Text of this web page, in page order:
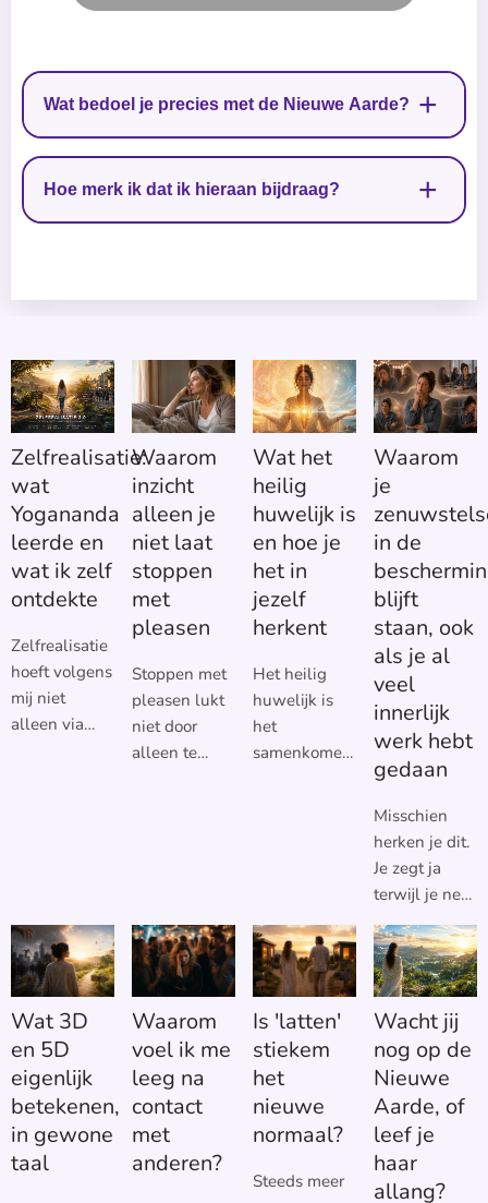
Wat bedoel je precies met de Nieuwe Aarde?
wordt zichtbaar in hoe mensen leven en met elkaar
Hoe merk ik dat ik hieraan bijdraag?
Zelfrealisatie:
wat
Yogananda
leerde en
wat ik zelf
ontdekte
Zelfrealisatie
hoeft volgens
mij niet
alleen via
ervaren dat je
één bent met
God. Ik ben
zelf gaan zien
dat ook het
gewone
leven je daar
kan brengen.
Waarom
inzicht
alleen je
niet laat
stoppen
met
pleasen
Stoppen met
pleasen lukt
niet door
alleen te
vandaan
komt, maar je
zenuwstelsel
bepaalt of je
het ook echt
kunt loslaten.
Zolang je
systeem
aanpassen
als veiliger
Wat het
heilig
huwelijk is
en hoe je
het in
jezelf
herkent
Het heilig
huwelijk is
het
samenkomen
vrouwelijke
energie voelt
en ontvangt.
Je mannelijke
energie geeft
daar vorm
aan en brengt
het de wereld
in. Zolang die
twee los van
Waarom
je
in de
blijft
staan, ook
als je al
veel
innerlijk
werk hebt
gedaan
Misschien
herken je dit.
Je zegt ja
terwijl je nee
voelt. Je bent
moe na een
verjaardag
terwijl er
niets
bijzonders
gebeurde. Je
houdt je in
tijdens een
vergadering,
ook al heb je
Wat 3D
en 5D
eigenlijk
betekenen,
in gewone
taal
Waarom
voel ik me
leeg na
contact
met
anderen?
Is 'latten'
stiekem
het
nieuwe
normaal?
Steeds meer
Wacht jij
nog op de
Nieuwe
Aarde, of
leef je
haar
allang?